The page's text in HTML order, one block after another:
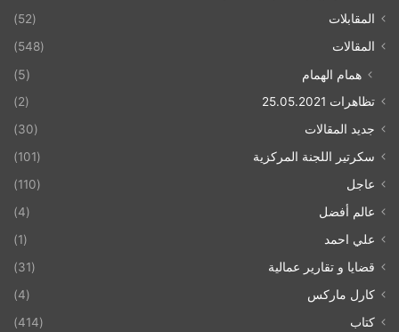
المقابلات
(52)
المقالات
(548)
همام الهمام (5)
تظاهرات 25.05.2021
(2)
جديد المقالات
(30)
سكرتير اللجنة المركزية
(101)
عاجل
(110)
عالم أفضل
(4)
علي احمد
(1)
قضايا و تقارير عمالية
(31)
كارل ماركس
(4)
كتاب
(414)